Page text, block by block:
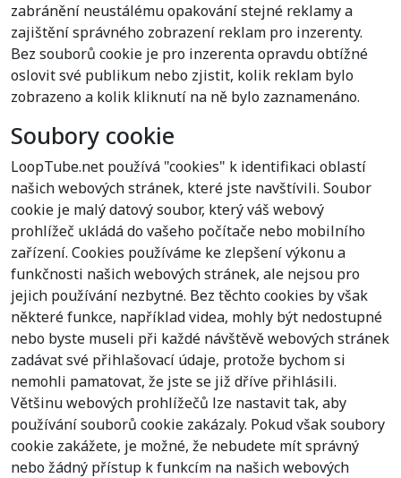
zabránění neustálému opakování stejné reklamy a
zajištění správného zobrazení reklam pro inzerenty.
Bez souborů cookie je pro inzerenta opravdu obtížné
oslovit své publikum nebo zjistit, kolik reklam bylo
zobrazeno a kolik kliknutí na ně bylo zaznamenáno.
Soubory cookie
LoopTube.net používá "cookies" k identifikaci oblastí
našich webových stránek, které jste navštívili. Soubor
cookie je malý datový soubor, který váš webový
prohlížeč ukládá do vašeho počítače nebo mobilního
zařízení. Cookies používáme ke zlepšení výkonu a
funkčnosti našich webových stránek, ale nejsou pro
jejich používání nezbytné. Bez těchto cookies by však
některé funkce, například videa, mohly být nedostupné
nebo byste museli při každé návštěvě webových stránek
zadávat své přihlašovací údaje, protože bychom si
nemohli pamatovat, že jste se již dříve přihlásili.
Většinu webových prohlížečů lze nastavit tak, aby
používání souborů cookie zakázaly. Pokud však soubory
cookie zakážete, je možné, že nebudete mít správný
nebo žádný přístup k funkcím na našich webových